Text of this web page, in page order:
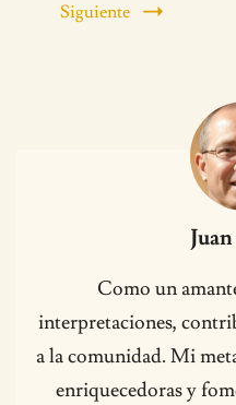
Siguiente
Como un
interpretaciones,
a la comunidad. Mi
enriquecedoras y